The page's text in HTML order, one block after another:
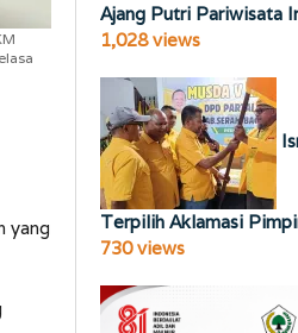
yang
Ajang Putri Pariwisata
1,028 views
Terpilih Aklamasi
730 views